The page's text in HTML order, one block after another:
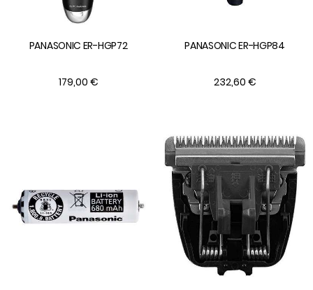
PANASONIC ER-HGP72
179,00 €
PANASONIC ER-HGP84
232,60 €